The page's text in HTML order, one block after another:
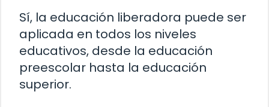
Sí, la educación liberadora puede ser
aplicada en todos los niveles
educativos, desde la educación
preescolar hasta la educación
superior.